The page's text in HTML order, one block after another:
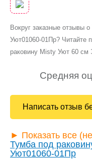
Вокруг заказные отзывы
Уют01060-01Пр? Читайте
раковину Misty Уют 60
Средняя
Написать отзыв
► Показать все
Тумба под
Уют01060-01Пр